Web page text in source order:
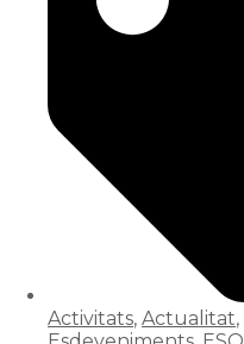
Activitats, Actualitat,